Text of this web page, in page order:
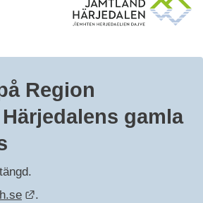
Region
gamla
Länk till annan webbplats.
.